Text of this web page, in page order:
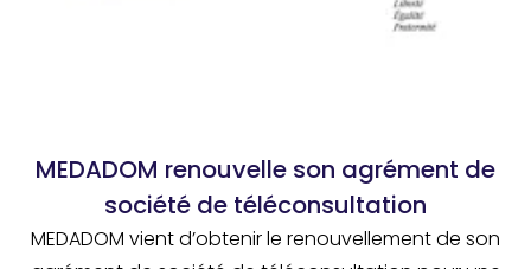
MEDADOM renouvelle son agrément de
société de téléconsultation
MEDADOM vient d’obtenir le renouvellement de son